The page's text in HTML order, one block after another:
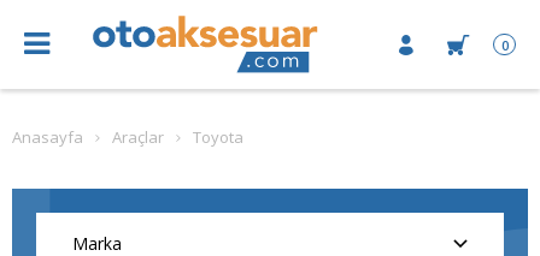
0
Anasayfa Araçlar Toyota